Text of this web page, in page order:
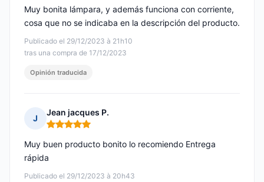
Publicado el 29/12/2023 à 21h10
tras una compra de 17/12/2023
Muy bonita lámpara, y además funciona con corriente,
cosa que no se indicaba en la descripción del producto.
Opinión traducida
J
Jean jacques P.
Nota: 5 de 5
Publicado el 29/12/2023 à 20h43
Muy buen producto bonito lo recomiendo Entrega
rápida